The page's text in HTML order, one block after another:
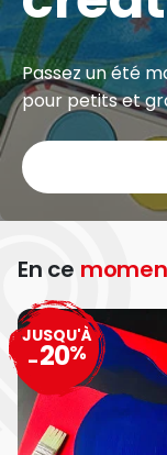
Passez un été
pour petits et
En ce
JUSQU'À
-20%